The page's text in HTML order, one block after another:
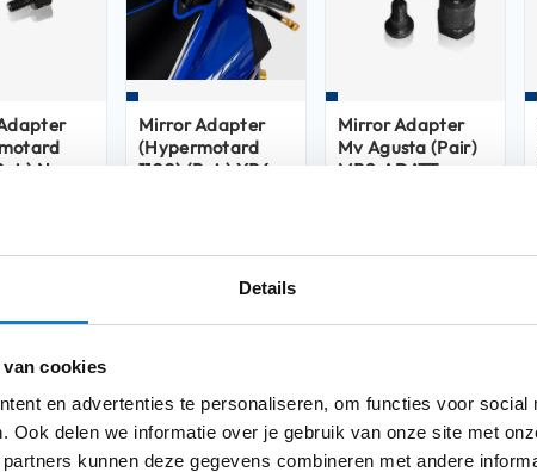
Details
cookies
en advertenties te personaliseren, om functies voor social
Ook delen we informatie over je gebruik van onze site met
kunnen deze gegevens combineren met andere
N-
Mirror Adapter
(Hypermotard
1100) (Pair) YP6-
Mirror Adapter
Mv Agusta (Pair)
MB9-ADATT
when there isn't the original mirrors
with diameters 22 and with all types
informatie
Merk
Model